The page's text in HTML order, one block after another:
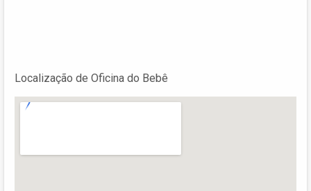
Localização de Oficina do Bebê